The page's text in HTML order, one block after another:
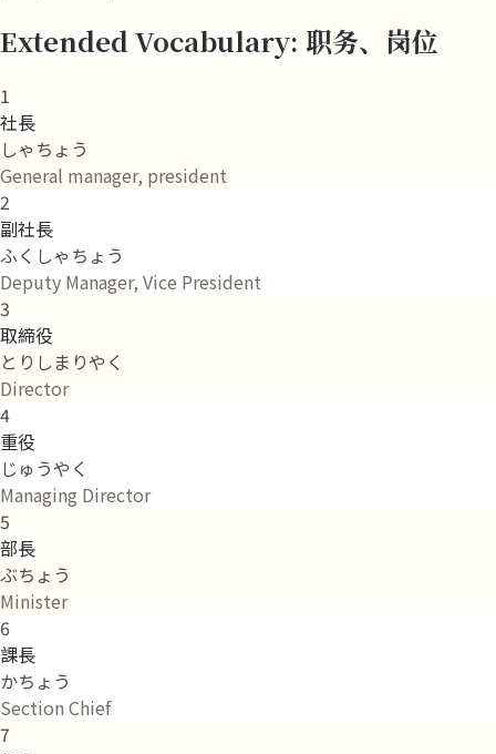
Extended Vocabulary: 职务、岗位
1
社長
しゃちょう
General manager, president
2
副社長
ふくしゃちょう
Deputy Manager, Vice President
3
取締役
とりしまりやく
Director
4
重役
じゅうやく
Managing Director
5
部長
ぶちょう
Minister
6
課長
かちょう
Section Chief
7